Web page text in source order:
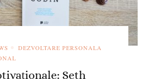
DEZVOLTARE PERSONALA
Seth